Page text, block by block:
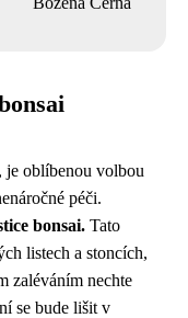
je oblíbenou volbou
péči.
bonsai. Tato
listech a stoncích,
zaléváním nechte
se bude lišit v